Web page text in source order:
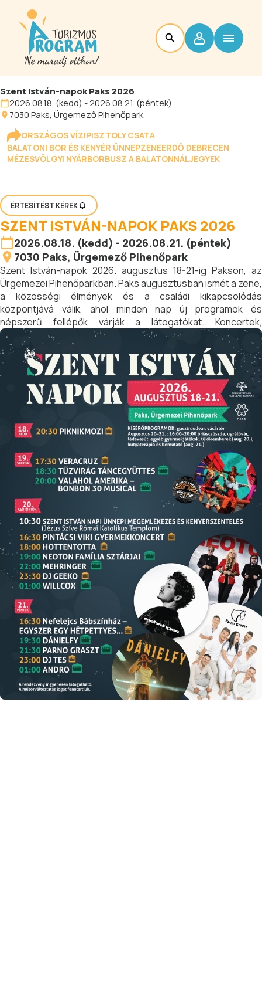
Szent István-napok Paks 2026
2026.08.18. (kedd) - 2026.08.21. (péntek)
7030Paks, Ürgemező Pihenőpark
ORSZÁGOS VÍZIPISZTOLY CSATA
BALATONI BOR ÉS KENYÉR ÜNNEPZENEERDŐ DEBRECEN
MÉZESVÖLGYI NYÁRBORBUSZ A BALATONNÁLJEGYEK
ÉRTESÍTÉST KÉREK
SZENT ISTVÁN-NAPOK PAKS 2026
2026.08.18. (kedd) - 2026.08.21. (péntek)
7030 Paks, Ürgemező Pihenőpark
Szent István-napok 2026. augusztus 18-21-ig Pakson, az
Ürgemezei Pihenőparkban. Paks augusztusban ismét a zene,
a közösségi élmények és a családi kikapcsolódás
központjává válik, ahol minden nap új programok és
népszerű fellépők várják a látogatókat. Koncertek,
gyermekprogramok, gasztronómiai élmények és esti bulik
gondoskodnak arról, hogy rendezvény minden korosztály
számára emlékezetes élményt nyújtson.